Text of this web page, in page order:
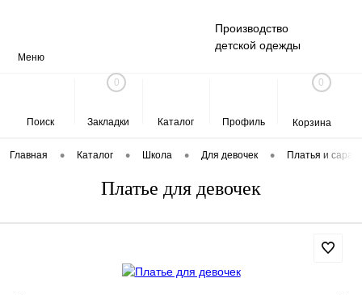
Меню
Производство
детской одежды
Поиск
0
Закладки Каталог Профиль
0
Корзина
Главная • Каталог • Школа • Для девочек • Платья и
Платье для девочек